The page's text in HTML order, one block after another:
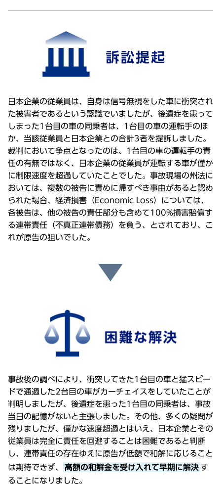
日本企業の従業員は、自身は信号無視をした車に衝突され
た被害者であるという認識でいましたが、後遺症を患って
しまった1台目の車の同乗者は、1台目の車の運転手のほ
か、当該従業員と日本企業との合計3者を提訴しました。
裁判において争点となったのは、1台目の車の運転手の責
任の有無ではなく、日本企業の従業員が運転する車が僅か
に制限速度を超過していたことでした。事故現場の州法に
おいては、複数の被告に責めに帰すべき事由があると認め
られた場合、経済損害（Economic Loss）については、
各被告は、他の被告の責任部分も含めて100%損害賠償す
る連帯責任（不真正連帯債務）を負う、とされており、こ
れが原告の狙いでした。
事故後の調べにより、衝突してきた1台目の車と猛スピー
ドで通過した2台目の車がカーチェイスをしていたことが
判明しましたが、後遺症を患った1台目の同乗者は、事故
当日の記憶がないと主張しました。その他、多くの疑問が
残りましたが、僅かな速度超過とはいえ、日本企業とその
従業員は完全に責任を回避することは困難であると判断
し、連帯責任の存在ゆえに原告が低額で和解に応じること
は期待できず、
高額の和解金を受け入れて早期に解決 す
ることになりました。